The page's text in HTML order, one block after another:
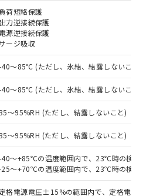
荷短絡保護
出力逆接続保護
電源逆接続保護
ージ吸収
～85℃ (ただし、氷結、結露しないこと)
～85℃ (ただし、氷結、結露しないこと)
～95%RH (ただし、結露しないこと)
～95%RH (ただし、結露しないこと)
～+85℃の温度範囲内で、23℃時の検
～+70℃の温度範囲内で、23℃時の検
定格電源電圧±15%の範囲内で、定格電
いただき、同意のうえ
、当社制御機器事業取扱
庫状況および標準価格
せていただくもので
業取扱商品の中には、
象外となる商品もある
指令（10物質）の
が提供可能な商品で
指令（10物質）の非含
切り替える予定のある
RoHS指令（10物質）の
品で、対応品を出す予
指令（10物質）の
調査中または確認中の
料など無形物で、有
ない商品です。
り、非含有部品として
と判明した場合などや
表
含有率が中国RoHSの
とを示します。
料含有率が中国RoHSの
ことを示します。